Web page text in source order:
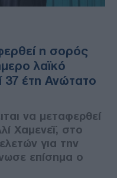
η σορός
λαϊκό
37 έτη Ανώτατο
να μεταφερθεί
Χαμενεΐ, στο
για την
επίσημα ο